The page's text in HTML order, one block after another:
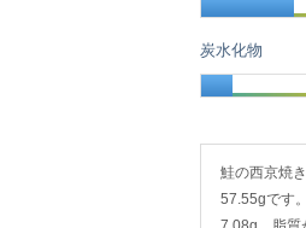
炭水化物
鮭の西京焼
57.55gです